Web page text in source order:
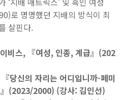
로 명명했던 지배의 방식이 최
살핀다.
비스, 『여성, 인종, 계급』(202
당신의 자리는 어디입니까-페미
(2023/2000) (강사: 김인선)